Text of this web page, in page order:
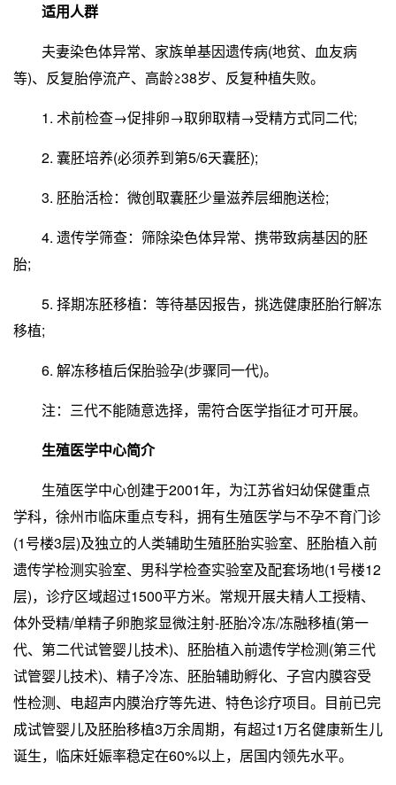
适用人群
夫妻染色体异常、家族单基因遗传病(地贫、血友病
等)、反复胎停流产、高龄≥38岁、反复种植失败。
1. 术前检查→促排卵→取卵取精→受精方式同二代;
2. 囊胚培养(必须养到第5/6天囊胚);
3. 胚胎活检：微创取囊胚少量滋养层细胞送检;
4. 遗传学筛查：筛除染色体异常、携带致病基因的胚
胎;
5. 择期冻胚移植：等待基因报告，挑选健康胚胎行解冻
移植;
6. 解冻移植后保胎验孕(步骤同一代)。
注：三代不能随意选择，需符合医学指征才可开展。
生殖医学中心简介
生殖医学中心创建于2001年，为江苏省妇幼保健重点
学科，徐州市临床重点专科，拥有生殖医学与不孕不育门诊
(1号楼3层)及独立的人类辅助生殖胚胎实验室、胚胎植入前
遗传学检测实验室、男科学检查实验室及配套场地(1号楼12
层)，诊疗区域超过1500平方米。常规开展夫精人工授精、
体外受精/单精子卵胞浆显微注射-胚胎冷冻/冻融移植(第一
代、第二代试管婴儿技术)、胚胎植入前遗传学检测(第三代
试管婴儿技术)、精子冷冻、胚胎辅助孵化、子宫内膜容受
性检测、电超声内膜治疗等先进、特色诊疗项目。目前已完
成试管婴儿及胚胎移植3万余周期，有超过1万名健康新生儿
诞生，临床妊娠率稳定在60%以上，居国内领先水平。